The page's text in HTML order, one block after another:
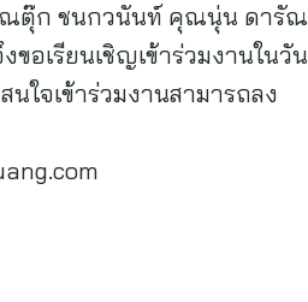
ณตุ๊ก ชนกวนันท์ คุณนุ่น ดารัณ
อเรียนเชิญเข้าร่วมงานในวัน
ใจเข้าร่วมงานสามารถลง